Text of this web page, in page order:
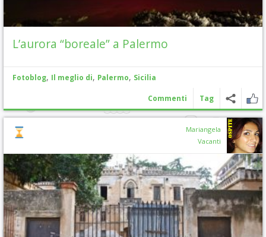
L’aurora “boreale” a Palermo
Fotoblog, Il meglio di, Palermo, Sicilia
Commenti Tag
Mariangela
Vacanti